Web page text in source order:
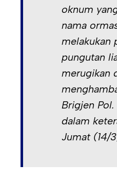
oknum
nama
melakukan
pungutan
merugikan
Brigjen
dalam
Jumat (14/